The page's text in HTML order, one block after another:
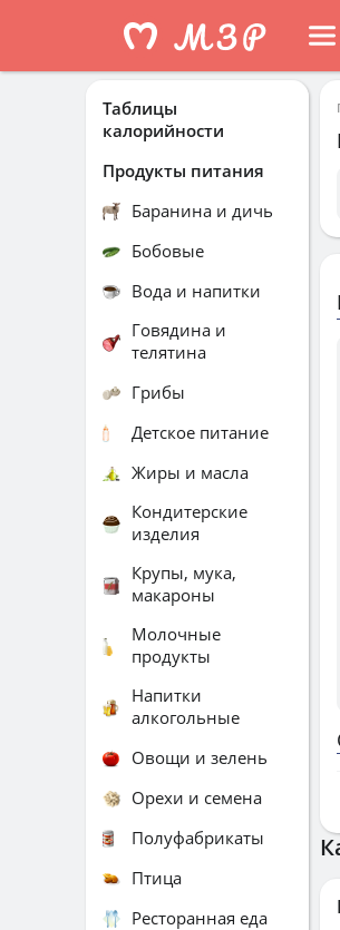
Таблицы
калорийности
Продукты питания
Баранина и дичь
Бобовые
Вода и напитки
Говядина и
телятина
Грибы
Детское питание
Жиры и масла
Кондитерские
изделия
Крупы, мука,
макароны
Молочные
продукты
Напитки
алкогольные
Овощи и зелень
Орехи и семена
Полуфабрикаты
Птица
Ресторанная еда